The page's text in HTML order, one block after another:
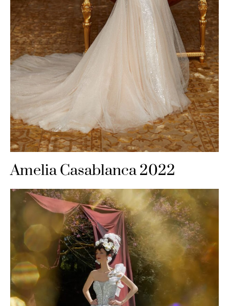
Amelia Casablanca 2022